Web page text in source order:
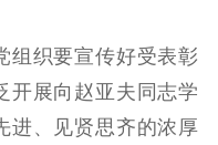
台
习平台
务申报系统
织要宣传好受表彰
开展向赵亚夫同志学
进、见贤思齐的浓厚